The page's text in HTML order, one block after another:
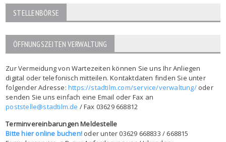
STELLENBÖRSE
ÖFFNUNGSZEITEN VERWALTUNG
Zur Vermeidung von Wartezeiten können Sie uns Ihr Anliegen
digital oder telefonisch mitteilen. Kontaktdaten finden Sie unter
folgender Adresse: https://stadtilm.com/service/verwaltung/oder
senden Sie uns einfach eine Email oder Fax an
poststelle@stadtilm.de / Fax 03629 668812
Terminvereinbarungen Meldestelle
Bitte hier online buchen! oder unter 03629 668833 / 668815